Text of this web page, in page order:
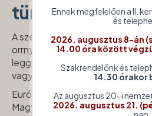
tünetek
A szénanátha – más néven
orrnyálkahártya gyulladásos
leggyakrabban pollenek,
vagy bizonyos állatok allergénjei
Európa lakosságának közel
Magyarországon pedig mintegy
Ennek megfelelően a II.
és
2026. augusztus 8-án
14.00 óra között
Szakrendelőnk és
14.30 órakor
Az augusztus 20-i
2026. augusztus 21.